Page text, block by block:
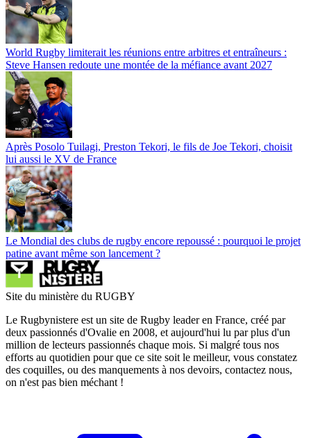
World Rugby limiterait les réunions entre arbitres et entraîneurs :
Steve Hansen redoute une montée de la méfiance avant 2027
Après Posolo Tuilagi, Preston Tekori, le fils de Joe Tekori, choisit
lui aussi le XV de France
Le Mondial des clubs de rugby encore repoussé : pourquoi le projet
patine avant même son lancement ?
Site du ministère du RUGBY
Le Rugbynistere est un site de Rugby leader en France, créé par
deux passionnés d'Ovalie en 2008, et aujourd'hui lu par plus d'un
million de lecteurs passionnés chaque mois. Si malgré tous nos
efforts au quotidien pour que ce site soit le meilleur, vous constatez
des coquilles, ou des manquements à nos devoirs, contactez nous,
on n'est pas bien méchant !